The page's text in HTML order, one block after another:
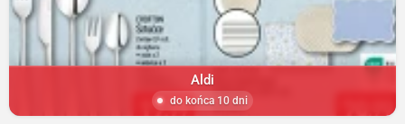
Aldi
do końca 10 dni